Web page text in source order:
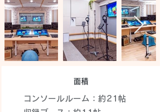
面積
コンソールルーム：約21帖